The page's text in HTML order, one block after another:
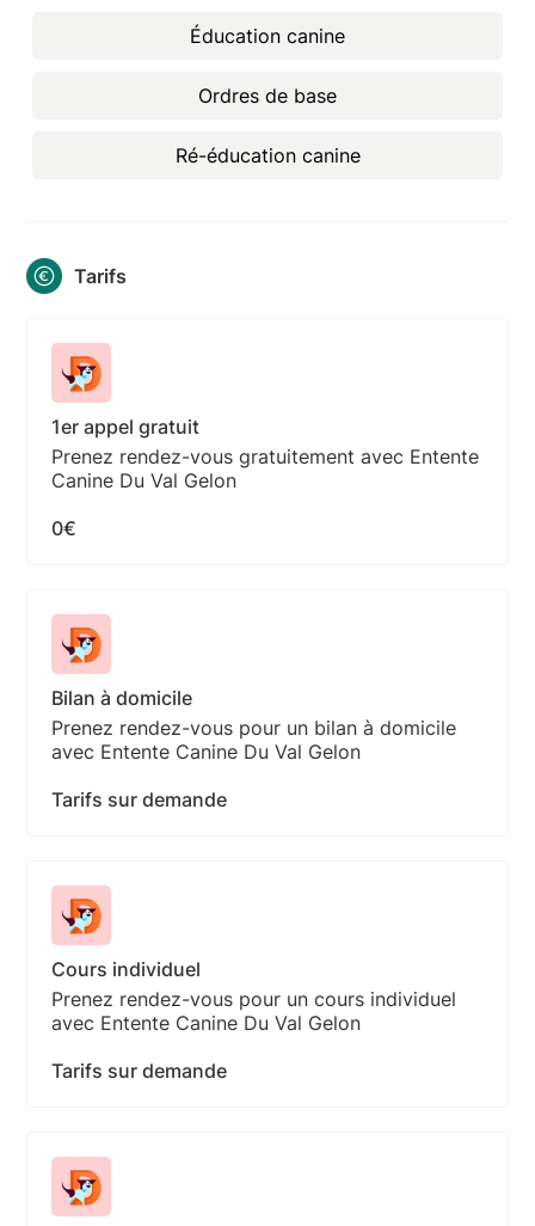
Éducation canine
Ordres de base
Ré-éducation canine
Tarifs
1er appel gratuit
Prenez rendez-vous gratuitement avec Entente
Canine Du Val Gelon
0€
Bilan à domicile
Prenez rendez-vous pour un bilan à domicile
avec Entente Canine Du Val Gelon
Tarifs sur demande
Cours individuel
Prenez rendez-vous pour un cours individuel
avec Entente Canine Du Val Gelon
Tarifs sur demande